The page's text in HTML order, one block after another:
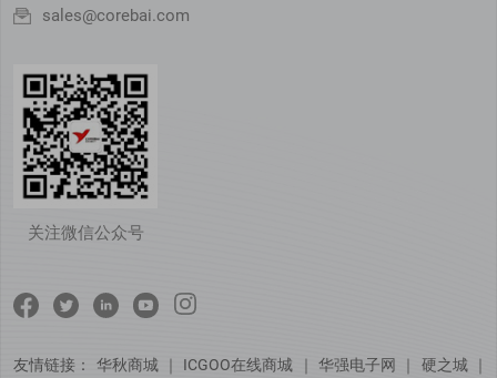
sales@corebai.com
关注微信公众号
友情链接： 华秋商城 ｜ ICGOO在线商城 ｜ 华强电子网 ｜ 硬之城 ｜